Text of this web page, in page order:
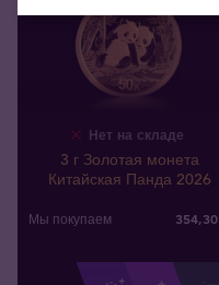
Нет на складе
3 г Золотая монета
Китайская Панда 2026
Мы покупаем 354,30